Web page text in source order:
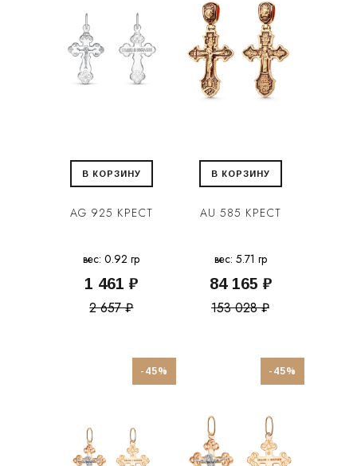
В КОРЗИНУ
AG 925 КРЕСТ
вес: 0.92 гр
1 461 ₽
2 657 ₽
В КОРЗИНУ
AU 585 КРЕСТ
вес: 5.71 гр
84 165 ₽
153 028 ₽
-45% -45%